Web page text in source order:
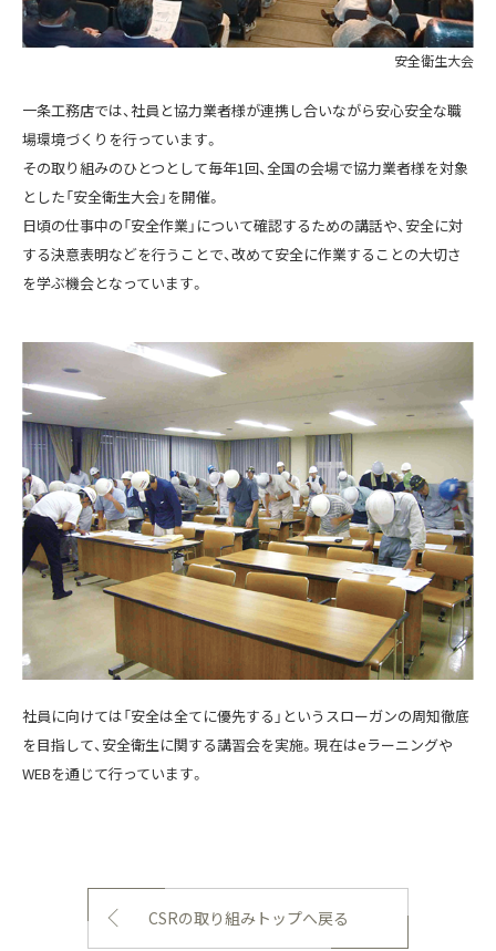
安全衛生大会
一条工務店では、社員と協力業者様が連携し合いながら安心安全な職
場環境づくりを行っています。
その取り組みのひとつとして毎年1回、全国の会場で協力業者様を対象
とした「安全衛生大会」を開催。
日頃の仕事中の「安全作業」について確認するための講話や、安全に対
する決意表明などを行うことで、改めて安全に作業することの大切さ
を学ぶ機会となっています。
社員に向けては「安全は全てに優先する」というスローガンの周知徹底
を目指して、安全衛生に関する講習会を実施。現在はeラーニングや
WEBを通じて行っています。
CSRの取り組みトップへ戻る